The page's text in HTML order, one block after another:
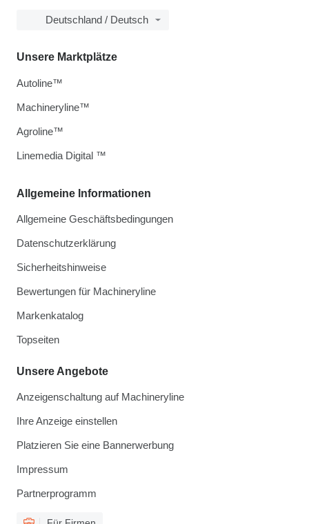
Deutschland / Deutsch
Allgemeine Informationen
Allgemeine Geschäftsbedingungen
Datenschutzerklärung
Sicherheitshinweise
Bewertungen für Machineryline
Markenkatalog
Topseiten
Unsere Angebote
Anzeigenschaltung auf Machineryline
Ihre Anzeige einstellen
Platzieren Sie eine Bannerwerbung
Impressum
Partnerprogramm
Unsere Marktplätze
Autoline™
Machineryline™
Agroline™
Linemedia Digital ™